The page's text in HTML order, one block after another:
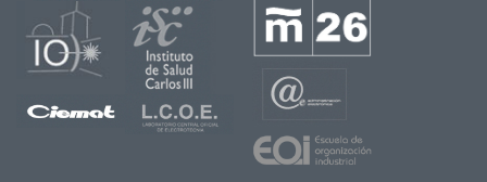
Imagen Imagen
Imagen Imagen
Imagen
Imagen